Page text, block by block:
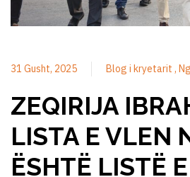
31 Gusht, 2025 Blog i kryetarit
ZEQIRIJA
LISTA E VLEN
ËSHTË LISTË